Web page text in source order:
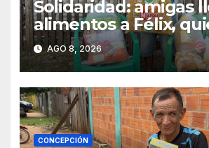
Solidaridad: amigas
alimentos a Félix,
vende caramelos
subsistir
AGO 8, 2026
CONCEPCIÓN